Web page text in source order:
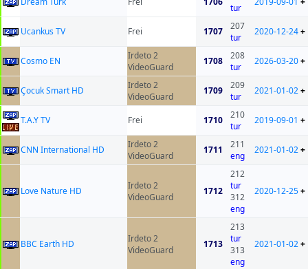
tur
Ucankus TV Frei 1707
207
tur
2020-12-24+
Cosmo EN
Irdeto 2
VideoGuard
1708
208
tur
2026-03-20+
Çocuk Smart HD
Irdeto 2
VideoGuard
1709
209
tur
2021-01-02+
T.A.Y TV Frei 1710
210
tur
2019-09-01 +
CNN International HD
Irdeto 2
VideoGuard
1711
211
eng
2021-01-02+
Love Nature HD
Irdeto 2
VideoGuard
1712
212
tur
312
eng
2020-12-25+
BBC Earth HD
Irdeto 2
VideoGuard
1713
213
tur
313
eng
2021-01-02+